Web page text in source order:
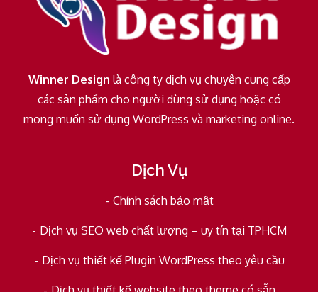
Winner Design là công ty dịch vụ chuyên cung cấp
các sản phẩm cho người dùng sử dụng hoặc có
mong muốn sử dụng WordPress và marketing online.
Dịch Vụ
Chính sách bảo mật
Dịch vụ SEO web chất lượng – uy tín tại TPHCM
Dịch vụ thiết kế Plugin WordPress theo yêu cầu